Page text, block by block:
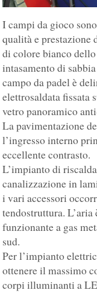
I campi da gioco
qualità e prestazione
di colore bianco
intasamento di
campo da padel è
elettrosaldata fissata
vetro panoramico
La pavimentazione
l’ingresso interno
eccellente contrasto.
L’impianto di
canalizzazione in
i vari accessori
tendostruttura.
funzionante a gas
sud.
Per l’impianto
ottenere il massimo
corpi illuminanti a